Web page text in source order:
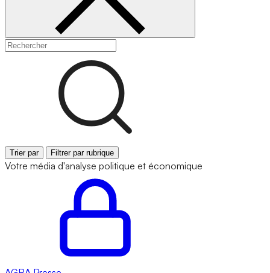
Trier par Filtrer par rubrique
Votre média d'analyse politique et économique